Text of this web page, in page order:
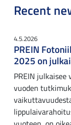
Recent
4.5.2026
PREIN
2025 on
PREIN
vuoden